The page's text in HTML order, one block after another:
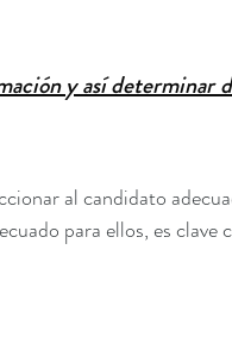
y así determinar
al candidato
para ellos, es clave